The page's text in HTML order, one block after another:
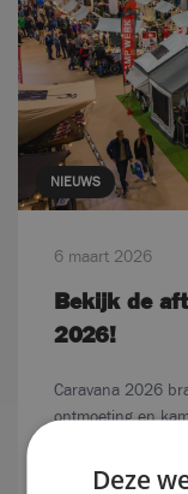
NIEUWS
6 maart 2026
Bekijk de
2026!
Caravana 2026
ontmoeting en
Deze